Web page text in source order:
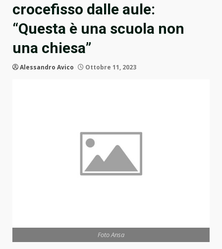
crocefisso dalle aule:
“Questa è una scuola non
una chiesa”
Alessandro Avico Ottobre 11, 2023
Foto Ansa